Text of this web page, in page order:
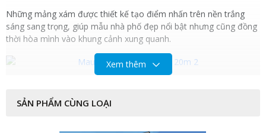
Những mảng xám được thiết kế tạo điểm nhấn trên nền trắng
sáng sang trọng, giúp mẫu nhà phố đẹp nổi bật nhưng cũng đồng
thời hòa mình vào khung cảnh xung quanh.
chi tiết mặt tiền.
Xem thêm
SẢN PHẨM CÙNG LOẠI